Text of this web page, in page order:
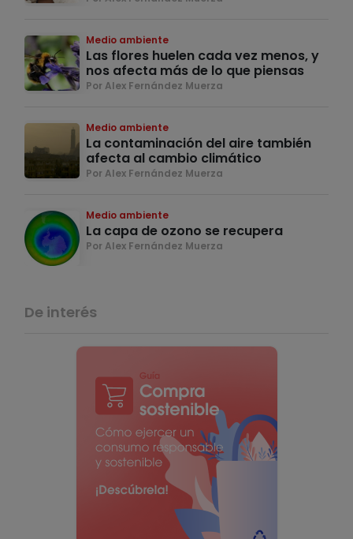
Medio ambiente
Las flores huelen cada vez menos, y
nos afecta más de lo que piensas
Por Alex Fernández Muerza
Medio ambiente
La contaminación del aire también
afecta al cambio climático
Por Alex Fernández Muerza
Medio ambiente
La capa de ozono se recupera
Por Alex Fernández Muerza
De interés